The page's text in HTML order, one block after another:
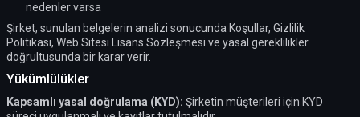
nedenler varsa
Şirket, sunulan belgelerin analizi sonucunda Koşullar, Gizlilik
Politikası, Web Sitesi Lisans Sözleşmesi ve yasal gereklilikler
doğrultusunda bir karar verir.
Yükümlülükler
Kapsamlı yasal doğrulama (KYD): Şirketin müşterileri için KYD